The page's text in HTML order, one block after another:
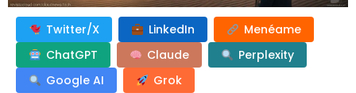
Twitter/X LinkedIn
Menéame
ChatGPT
Claude
Perplexity
Google AI
Grok